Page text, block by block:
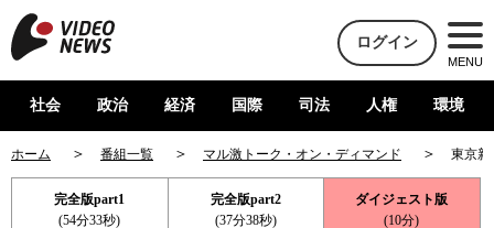
ログイン
MENU
社会 政治 経済 国際 司法 人権 環境
ホーム 番組一覧 マル激トーク・オン・ディマンド 東京新
完全版part1
(54分33秒)
完全版part2
(37分38秒)
ダイジェスト版
(10分)